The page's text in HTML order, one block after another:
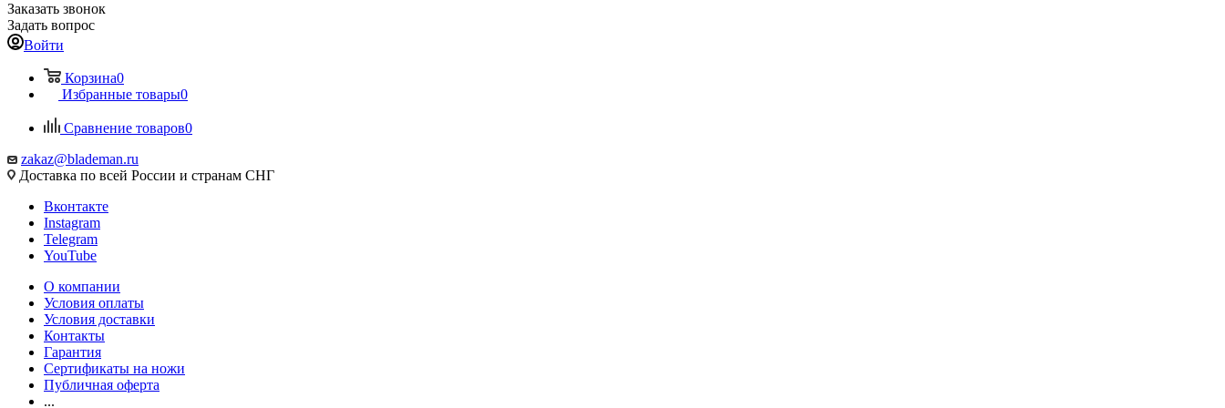
Заказать звонок
Задать вопрос
Войти
Корзина0
Избранные товары0
Сравнение товаров0
zakaz@blademan.ru
Доставка по всей России и странам СНГ
Вконтакте
Instagram
Telegram
YouTube
О компании
Условия оплаты
Условия доставки
Контакты
Гарантия
Сертификаты на ножи
Публичная оферта
...